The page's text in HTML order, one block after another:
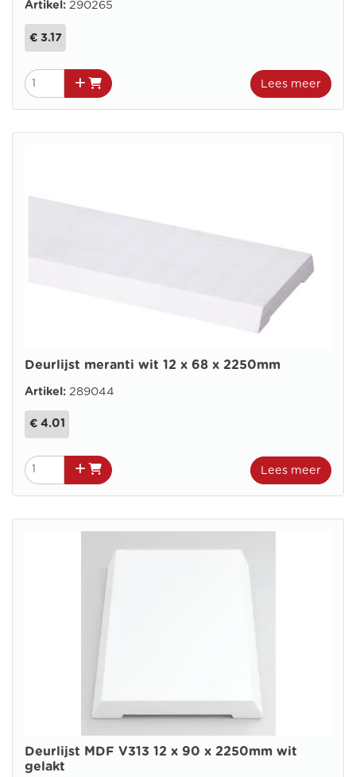
Artikel: 290265
€ 3.17
Lees meer
Deurlijst meranti wit 12 x 68 x 2250mm
Artikel: 289044
€ 4.01
Lees meer
Deurlijst MDF V313 12 x 90 x 2250mm wit
gelakt